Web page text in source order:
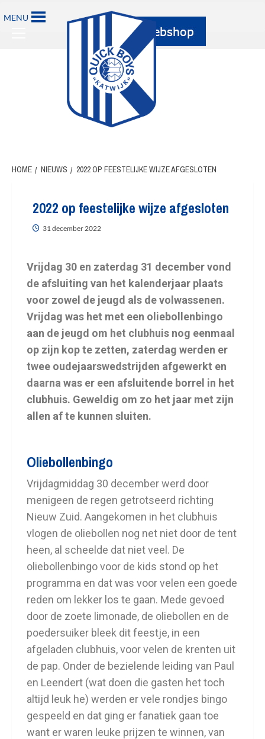
MENU
HOME NIEUWS 2022 OP FEESTELIJKE WIJZE AFGESLOTEN
2022 op feestelijke wijze afgesloten
31 december 2022
Vrijdag 30 en zaterdag 31 december vond
de afsluiting van het kalenderjaar plaats
voor zowel de jeugd als de volwassenen.
Vrijdag was het met een oliebollenbingo
aan de jeugd om het clubhuis nog eenmaal
op zijn kop te zetten, zaterdag werden er
twee oudejaarswedstrijden afgewerkt en
daarna was er een afsluitende borrel in het
clubhuis. Geweldig om zo het jaar met zijn
allen af te kunnen sluiten.
Oliebollenbingo
Vrijdagmiddag 30 december werd door
menigeen de regen getrotseerd richting
Nieuw Zuid. Aangekomen in het clubhuis
vlogen de oliebollen nog net niet door de tent
heen, al scheelde dat niet veel. De
oliebollenbingo voor de kids stond op het
programma en dat was voor velen een goede
reden om lekker los te gaan. Mede gevoed
door de zoete limonade, de oliebollen en de
poedersuiker bleek dit feestje, in een
afgeladen clubhuis, voor velen de krenten uit
de pap. Onder de bezielende leiding van Paul
en Leendert (wat doen die gasten het toch
altijd leuk he) werden er vele rondjes bingo
gespeeld en dat ging er fanatiek gaan toe
want er waren leuke prijzen te winnen, van